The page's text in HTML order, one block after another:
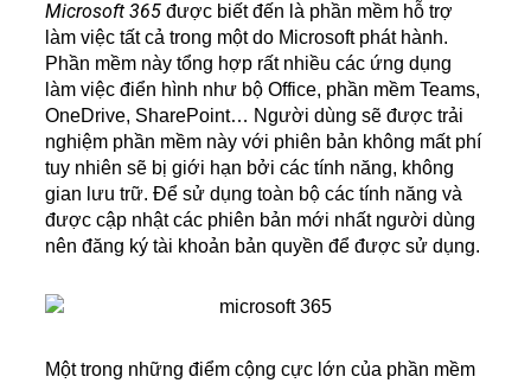
Microsoft 365 được biết đến là phần mềm hỗ trợ
làm việc tất cả trong một do Microsoft phát hành.
Phần mềm này tổng hợp rất nhiều các ứng dụng
làm việc điển hình như bộ Office, phần mềm Teams,
OneDrive, SharePoint… Người dùng sẽ được trải
nghiệm phần mềm này với phiên bản không mất phí
tuy nhiên sẽ bị giới hạn bởi các tính năng, không
gian lưu trữ. Để sử dụng toàn bộ các tính năng và
được cập nhật các phiên bản mới nhất người dùng
nên đăng ký tài khoản bản quyền để được sử dụng.
Một trong những điểm cộng cực lớn của phần mềm